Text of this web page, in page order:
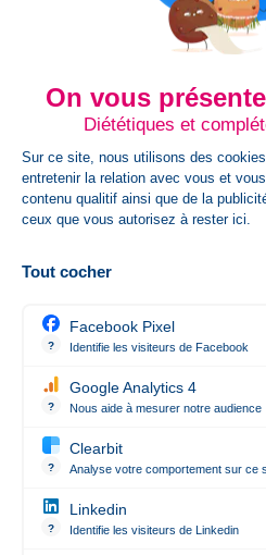
Envoyer votre demande
Pour un meilleur traitement
de nous adresser un fichier
Référence
ÉtatNouveau
Contact
On vous
Diététiques et
Sur ce site, nous utilisons des
entretenir la relation avec vous et
contenu qualitif ainsi que de la
ceux que vous autorisez à rester ici.
Tout cocher
?
Facebook Pixel
Identifie les visiteurs de Facebook
?
Google Analytics 4
Nous aide à mesurer notre audience
?
Clearbit
Analyse votre comportement sur ce
?
Linkedin
Identifie les visiteurs de Linkedin